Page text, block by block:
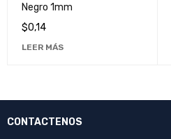
Negro 1mm
$0,14
LEER MÁS
CONTACTENOS